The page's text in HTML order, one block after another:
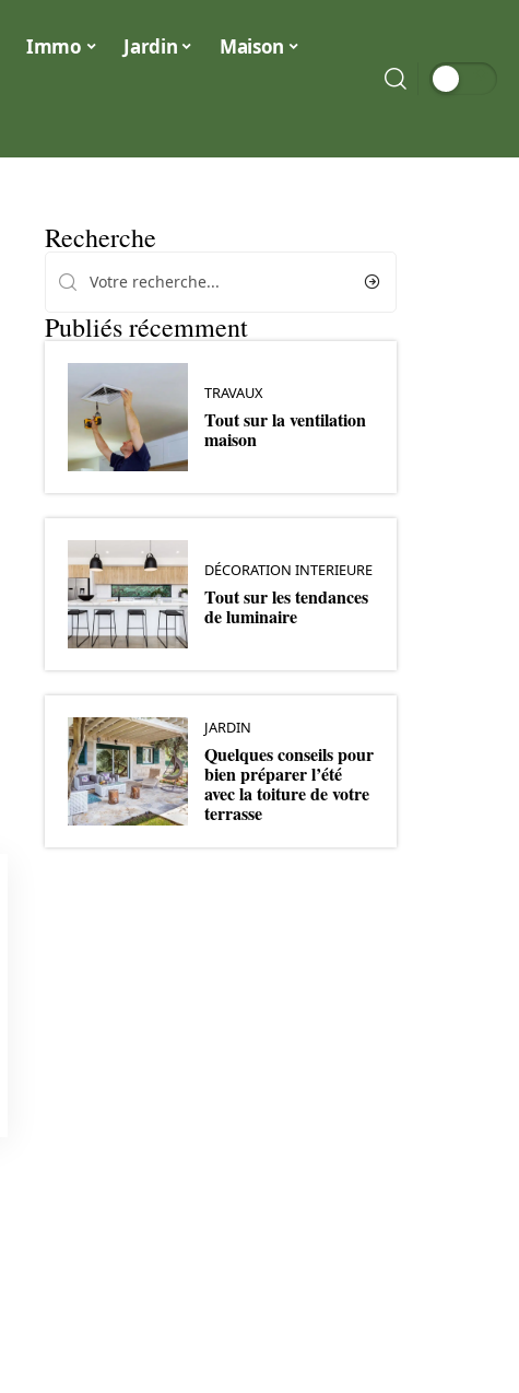
Immo Jardin Maison
Recherche
Publiés récemment
TRAVAUX
Tout sur la ventilation
maison
DÉCORATION INTERIEURE
Tout sur les tendances
de luminaire
JARDIN
Quelques conseils pour
bien préparer l’été
avec la toiture de votre
terrasse